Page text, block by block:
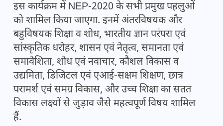
इस कार्यक्रम में NEP-2020 के सभी प्रमुख पहलुओं
को शामिल किया जाएगा. इनमें अंतरविषयक और
बहुविषयक शिक्षा व शोध, भारतीय ज्ञान परंपरा एवं
सांस्कृतिक धरोहर, शासन एवं नेतृत्व, समानता एवं
समावेशिता, शोध एवं नवाचार, कौशल विकास व
उद्यमिता, डिजिटल एवं एआई-सक्षम शिक्षण, छात्र
परामर्श एवं समग्र विकास, और उच्च शिक्षा का सतत
विकास लक्ष्यों से जुड़ाव जैसे महत्वपूर्ण विषय शामिल
हैं.